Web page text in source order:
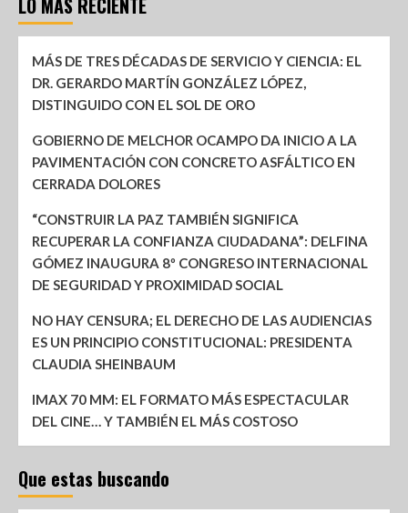
LO MÁS RECIENTE
MÁS DE TRES DÉCADAS DE SERVICIO Y CIENCIA: EL
DR. GERARDO MARTÍN GONZÁLEZ LÓPEZ,
DISTINGUIDO CON EL SOL DE ORO
GOBIERNO DE MELCHOR OCAMPO DA INICIO A LA
PAVIMENTACIÓN CON CONCRETO ASFÁLTICO EN
CERRADA DOLORES
“CONSTRUIR LA PAZ TAMBIÉN SIGNIFICA
RECUPERAR LA CONFIANZA CIUDADANA”: DELFINA
GÓMEZ INAUGURA 8º CONGRESO INTERNACIONAL
DE SEGURIDAD Y PROXIMIDAD SOCIAL
NO HAY CENSURA; EL DERECHO DE LAS AUDIENCIAS
ES UN PRINCIPIO CONSTITUCIONAL: PRESIDENTA
CLAUDIA SHEINBAUM
IMAX 70 MM: EL FORMATO MÁS ESPECTACULAR
DEL CINE… Y TAMBIÉN EL MÁS COSTOSO
Que estas buscando